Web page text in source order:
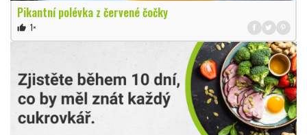
Pikantní polévka z červené čočky
thumb_up 1×